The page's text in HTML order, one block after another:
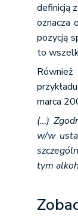
definicją
oznacza
pozycją
to
Również
marca
(…)
w/w
tym